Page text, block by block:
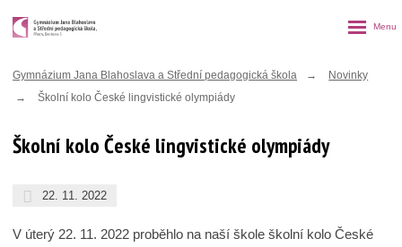
Gymnázium Jana Blahoslava a Střední pedagogická škola
Novinky
Školní kolo České lingvistické olympiády
Školní kolo České lingvistické olympiády
22. 11. 2022
V úterý 22. 11. 2022 proběhlo na naší škole školní kolo České